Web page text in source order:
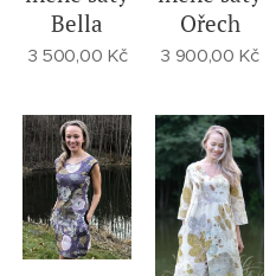
Bella
3 500,00 Kč
Ořech
3 900,00 Kč